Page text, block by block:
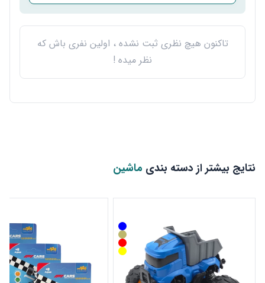
تاکنون هیچ نظری ثبت نشده ، اولین نفری باش که
نظر میده !
نتایج بیشتر از دسته بندی ماشین